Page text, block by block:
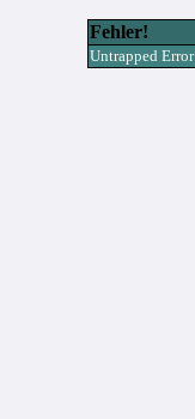
Fehler!
Untrapped